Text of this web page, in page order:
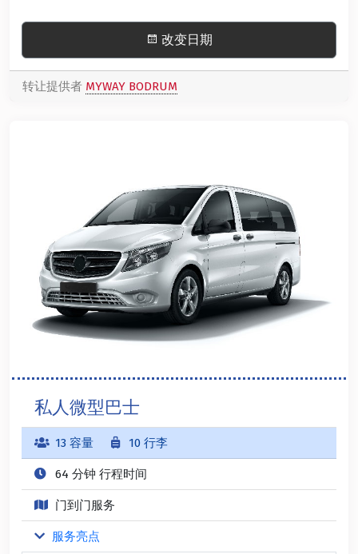
改变日期
转让提供者 MYWAY BODRUM
私人微型巴士
13 容量 10 行李
64 分钟 行程时间
门到门服务
服务亮点